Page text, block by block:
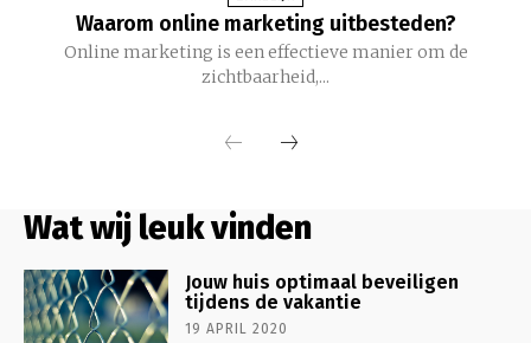
Waarom online marketing uitbesteden?
Online marketing is een effectieve manier om de
zichtbaarheid,...
Wat wij leuk vinden
Jouw huis optimaal beveiligen
tijdens de vakantie
19 APRIL 2020